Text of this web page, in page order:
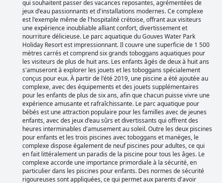
qui souhaitent passer des vacances reposantes, agrémentées de
jeux d'eau passionnants et d'installations modernes. Ce complexe
est l'exemple même de l'hospitalité crétoise, offrant aux visiteurs
une expérience inoubliable alliant confort, divertissement et
nourriture délicieuse. Le parc aquatique du Gouves Water Park
Holiday Resort est impressionnant. Il couvre une superficie de 1 500
mètres carrés et comprend six grands toboggans aquatiques pour
les visiteurs de plus de huit ans. Les enfants âgés de deux à huit ans
s'amuseront à explorer les jouets et les toboggans spécialement
conçus pour eux. À partir de l'été 2019, une piscine a été ajoutée au
complexe, avec des équipements et des jouets supplémentaires
pour les enfants de plus de six ans, afin que chacun puisse vivre une
expérience amusante et rafraîchissante. Le parc aquatique pour
bébés est une attraction populaire pour les familles avec de jeunes
enfants, avec des jeux d'eau sûrs et divertissants qui offrent des
heures interminables d'amusement au soleil. Outre les deux piscines
pour enfants et les trois piscines avec toboggans et manèges, le
complexe dispose également de neuf piscines pour adultes, ce qui
en fait littéralement un paradis de la piscine pour tous les âges. Le
complexe accorde une importance primordiale à la sécurité, en
particulier dans les piscines pour enfants. Des normes de sécurité
rigoureuses sont appliquées, ce qui permet aux parents d'avoir